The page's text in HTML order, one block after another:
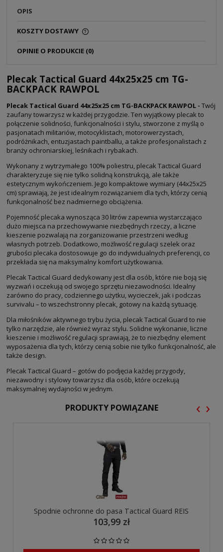
OPIS
KOSZTY DOSTAWY
OPINIE O PRODUKCIE (0)
Plecak Tactical Guard 44x25x25 cm TG-
BACKPACK RAWPOL
Plecak Tactical Guard 44x25x25 cm TG-BACKPACK RAWPOL - Twój
zaufany towarzysz w każdej przygodzie. Ten wyjątkowy plecak to
połączenie solidności, funkcjonalności i stylu, stworzone z myślą o
pasjonatach militariów, motocyklistach, motorowerzystach,
podróżnikach, entuzjastach paintballu, a także profesjonalistach z
branży ochroniarskiej, leśnikach i rybakach.
Wykonany z wytrzymałego 100% poliestru, plecak Tactical Guard
charakteryzuje się nie tylko solidną konstrukcją, ale także
estetycznym wykończeniem. Jego kompaktowe wymiary (44x25x25
cm) sprawiają, że jest idealnym rozwiązaniem dla tych, którzy cenią
funkcjonalność bez nadmiernego obciążenia.
Pojemność plecaka wynosząca 30 litrów zapewnia wystarczająco
dużo miejsca na przechowywanie niezbędnych rzeczy, a liczne
kieszenie pozwalają na zorganizowanie przestrzeni według
własnych potrzeb. Dodatkowo, możliwość regulacji szelek oraz
grubości plecaka dostosowuje go do indywidualnych preferencji, co
przekłada się na maksymalny komfort użytkowania.
Plecak Tactical Guard dedykowany jest dla osób, które nie boją się
wyzwań i oczekują od swojego sprzętu niezawodności. Idealny
zarówno do pracy, codziennego użytku, wycieczek, jak i podczas
survivalu – to wszechstronny plecak, gotowy na każdą sytuację.
Dla miłośników aktywnego trybu życia, plecak Tactical Guard to nie
tylko narzędzie, ale również wyraz stylu. Solidne wykonanie, liczne
kieszenie i możliwość regulacji sprawiają, że to niezbędny element
wyposażenia dla tych, którzy cenią sobie nie tylko funkcjonalność, ale
także design.
Plecak Tactical Guard – gotów do podjęcia każdej przygody,
niezawodny i stylowy towarzysz dla osób, które oczekują
maksymalnej wydajności w jednym.
PRODUKTY POWIĄZANE
Spodnie ochronne do pasa Tactical Guard REIS
103,99 zł
‹ ›